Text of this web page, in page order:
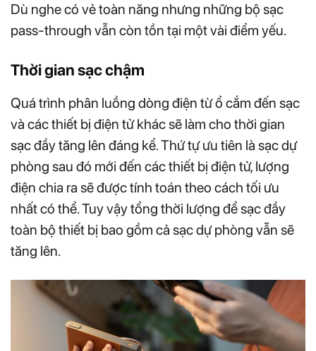
Dù nghe có vẻ toàn năng nhưng những bộ sạc
pass-through vẫn còn tồn tại một vài điểm yếu.
Thời gian sạc chậm
Quá trình phân luồng dòng điện từ ổ cắm đến sạc
và các thiết bị điện tử khác sẽ làm cho thời gian
sạc đầy tăng lên đáng kể. Thứ tự ưu tiên là sạc dự
phòng sau đó mới đến các thiết bị điện tử, lượng
điện chia ra sẽ được tính toán theo cách tối ưu
nhất có thể. Tuy vậy tổng thời lượng để sạc đầy
toàn bộ thiết bị bao gồm cả sạc dự phòng vẫn sẽ
tăng lên.